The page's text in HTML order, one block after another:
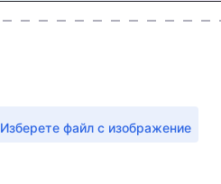
Изберете файл с изображение